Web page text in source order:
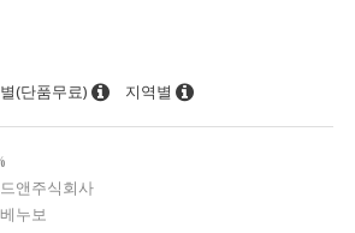
(단품무료) 지역별
앤주식회사
누보